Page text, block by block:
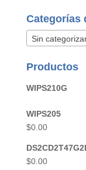
Categorías
Sin
Productos
WIPS210G
WIPS205
$0.00
$0.00